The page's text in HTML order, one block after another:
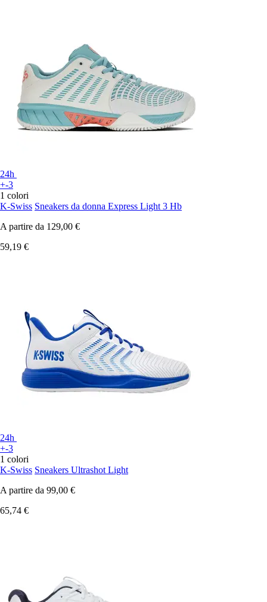
24h
+-3
1 colori
K-Swiss Sneakers da donna Express Light 3 Hb
A partire da 129,00 €
59,19 €
24h
+-3
1 colori
K-Swiss Sneakers Ultrashot Light
A partire da 99,00 €
65,74 €